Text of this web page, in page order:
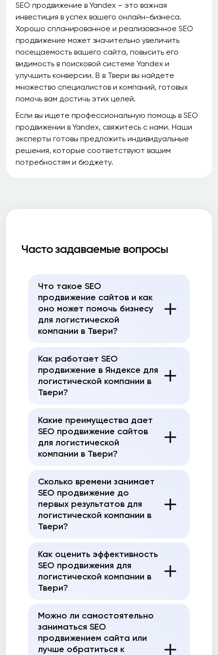
SEO продвижение в Yandex – это важная
инвестиция в успех вашего онлайн-бизнеса.
Хорошо спланированное и реализованное SEO
продвижение может значительно увеличить
посещаемость вашего сайта, повысить его
видимость в поисковой системе Yandex и
улучшить конверсии. В в Твери вы найдете
множество специалистов и компаний, готовых
помочь вам достичь этих целей.
Если вы ищете профессиональную помощь в SEO
продвижении в Yandex, свяжитесь с нами. Наши
эксперты готовы предложить индивидуальные
решения, которые соответствуют вашим
потребностям и бюджету.
Часто задаваемые вопросы
Что такое SEO
продвижение сайтов и как
оно может помочь бизнесу
для логистической
компании в Твери?
Как работает SEO
продвижение в Яндексе для
логистической компании в
Твери?
Какие преимущества дает
SEO продвижение сайтов
для логистической
компании в Твери?
Сколько времени занимает
SEO продвижение до
первых результатов для
логистической компании в
Твери?
Как оценить эффективность
SEO продвижения для
логистической компании в
Твери?
Можно ли самостоятельно
заниматься SEO
продвижением сайта или
лучше обратиться к